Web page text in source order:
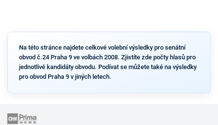
Na této stránce najdete celkové volební výsledky pro senátní
obvod č.24 Praha 9 ve volbách 2008. Zjistíte zde počty hlasů pro
jednotlivé kandidáty obvodu. Podívat se můžete také na výsledky
pro obvod Praha 9 v jiných letech.